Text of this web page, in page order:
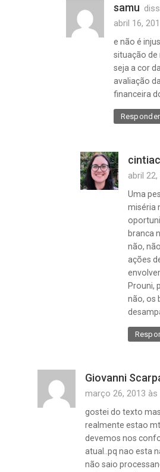
samu
abril 16,
e não é
situação de
seja a cor
avaliação
financeira
Responder
abril
Uma
miséria
branca
não,
ações
Prouni,
não, os
Giovanni
março 26, 2013 às
gostei do texto
realmente estao
devemos nos
atual..pq nao esta
não saio